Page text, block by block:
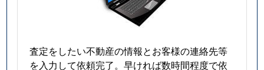
査定をしたい不動産の情報とお客様の連絡先等
を入力して依頼完了。早ければ数時間程度で依